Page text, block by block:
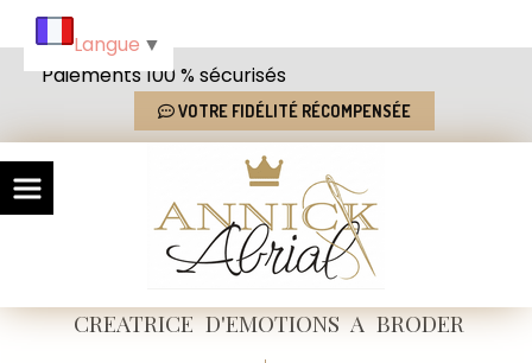
Paiements 100 % sécurisés
VOTRE FIDÉLITÉ RÉCOMPENSÉE
CREATRICED'EMOTIONSA BRODER
Langue ▼